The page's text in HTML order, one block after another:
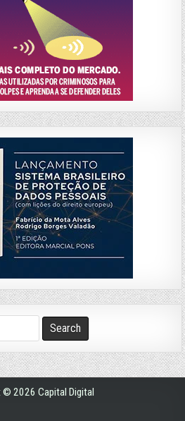
© 2026 Capital Digital